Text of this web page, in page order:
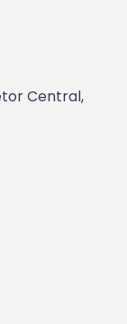
Central,